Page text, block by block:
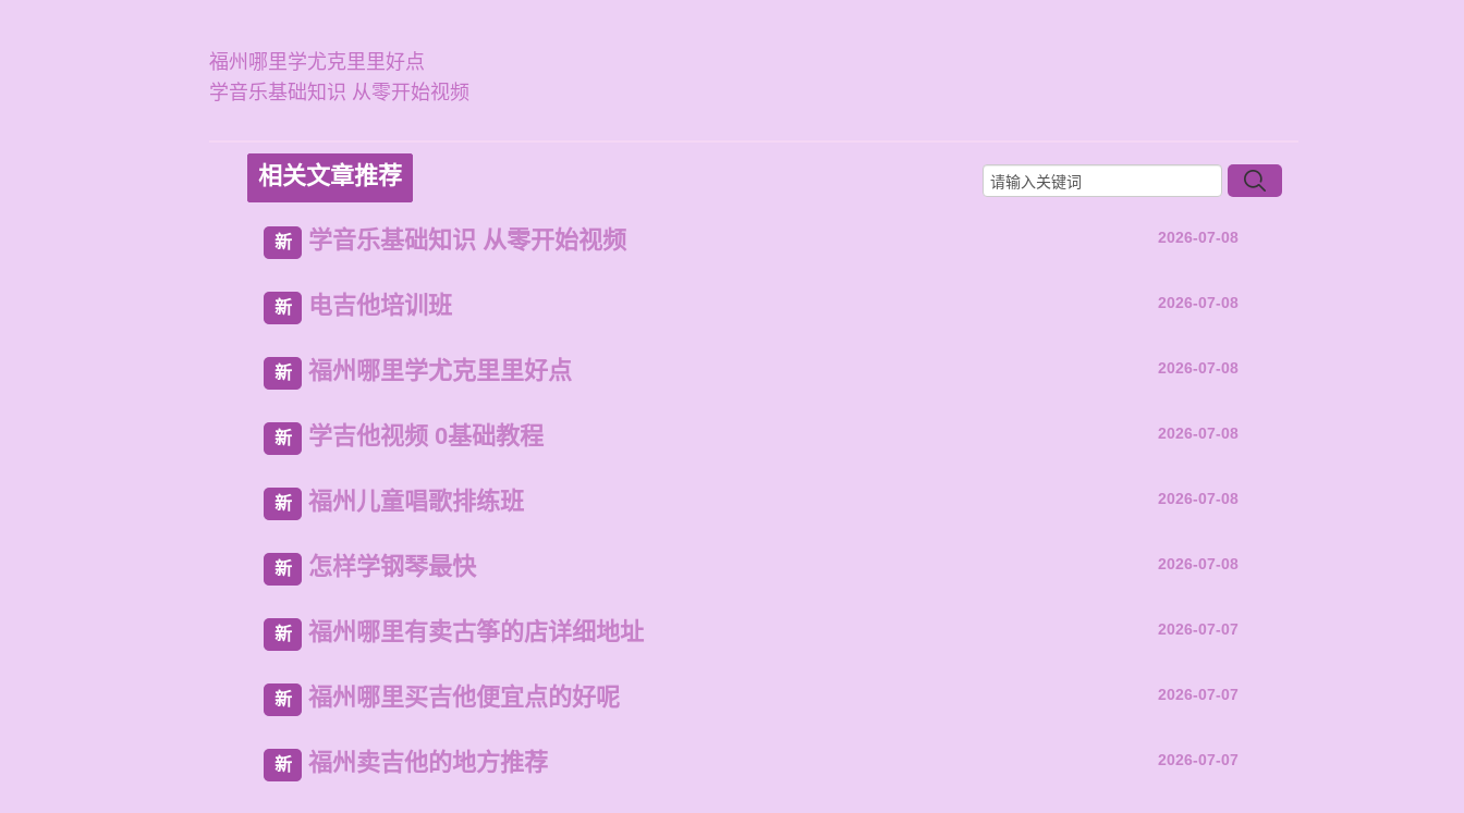
福州哪里学尤克里里好点
学音乐基础知识 从零开始视频
相关文章推荐
新 学音乐基础知识 从零开始视频 2026-07-08
新 电吉他培训班 2026-07-08
新 福州哪里学尤克里里好点 2026-07-08
新 学吉他视频 0基础教程 2026-07-08
新 福州儿童唱歌排练班 2026-07-08
新 怎样学钢琴最快 2026-07-08
新 福州哪里有卖古筝的店详细地址 2026-07-07
新 福州哪里买吉他便宜点的好呢 2026-07-07
新 福州卖吉他的地方推荐 2026-07-07